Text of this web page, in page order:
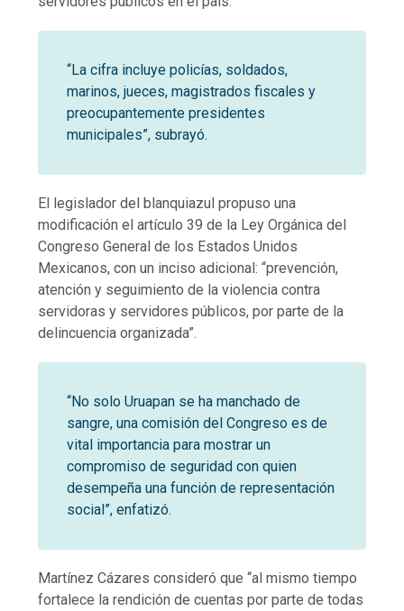
“La cifra incluye policías, soldados,
marinos, jueces, magistrados fiscales y
preocupantemente presidentes
municipales”, subrayó.
El legislador del blanquiazul propuso una
modificación el artículo 39 de la Ley Orgánica del
Congreso General de los Estados Unidos
Mexicanos, con un inciso adicional: “prevención,
atención y seguimiento de la violencia contra
servidoras y servidores públicos, por parte de la
delincuencia organizada”.
“No solo Uruapan se ha manchado de
sangre, una comisión del Congreso es de
vital importancia para mostrar un
compromiso de seguridad con quien
desempeña una función de representación
social”, enfatizó.
Martínez Cázares consideró que “al mismo tiempo
fortalece la rendición de cuentas por parte de todas